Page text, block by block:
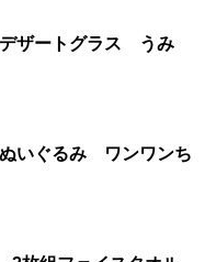
ノラネコぐんだん デザートグラス うみ
ぬいぐるみ ワンワンち